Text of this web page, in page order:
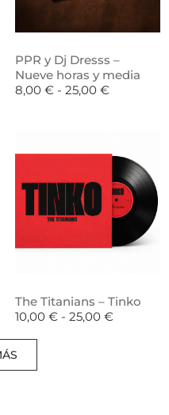
PPR y Dj Dresss –
Nueve horas y media
8,00 € - 25,00 €
The Titanians – Tinko
10,00 € - 25,00 €